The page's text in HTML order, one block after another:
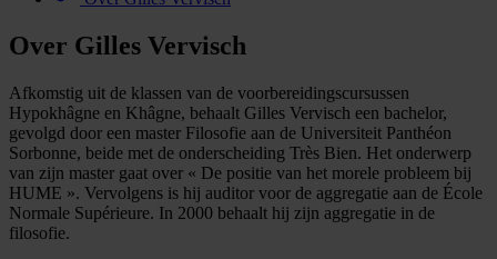
Over Gilles Vervisch
Afkomstig uit de klassen van de voorbereidingscursussen
Hypokhâgne en Khâgne, behaalt Gilles Vervisch een bachelor,
gevolgd door een master Filosofie aan de Universiteit Panthéon
Sorbonne, beide met de onderscheiding Très Bien. Het onderwerp
van zijn master gaat over « De positie van het morele probleem bij
HUME ». Vervolgens is hij auditor voor de aggregatie aan de École
Normale Supérieure. In 2000 behaalt hij zijn aggregatie in de
filosofie.